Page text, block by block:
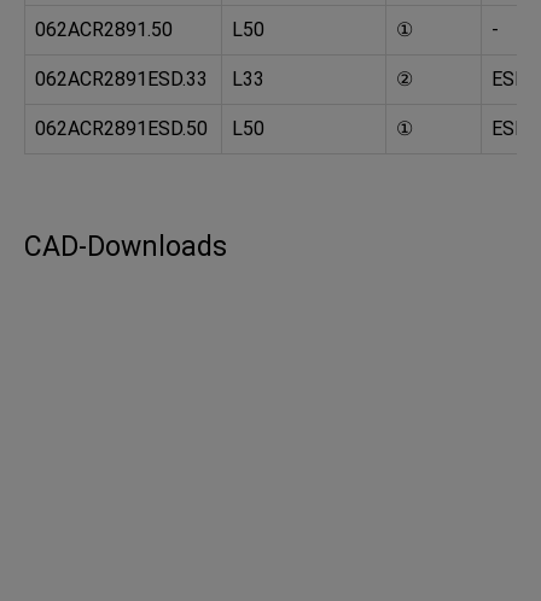
062ACR2891.50 L50 ① -
062ACR2891ESD.33 L33 ② ESD
062ACR2891ESD.50 L50 ① ESD
CAD-Downloads